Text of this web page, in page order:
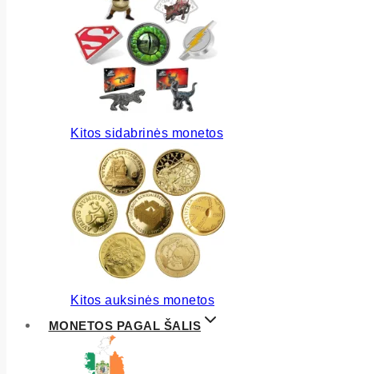
Kitos sidabrinės monetos
Kitos auksinės monetos
MONETOS PAGAL ŠALIS